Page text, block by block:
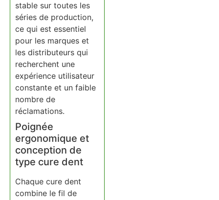
stable sur toutes les
séries de production,
ce qui est essentiel
pour les marques et
les distributeurs qui
recherchent une
expérience utilisateur
constante et un faible
nombre de
réclamations.
Poignée
ergonomique et
conception de
type cure dent
Chaque cure dent
combine le fil de